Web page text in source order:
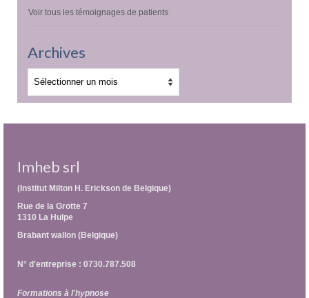
Voir tous les témoignages de patients
Archives
Imheb srl
(Institut Milton H. Erickson de Belgique)
Rue de la Grotte 7
1310 La Hulpe
Brabant wallon (Belgique)
N° d'entreprise : 0730.787.508
Formations à l'hypnose